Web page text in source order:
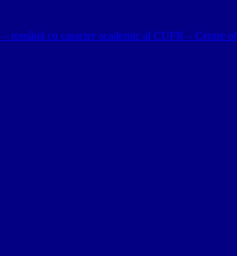
cu caracter academic al CUFR – Centre